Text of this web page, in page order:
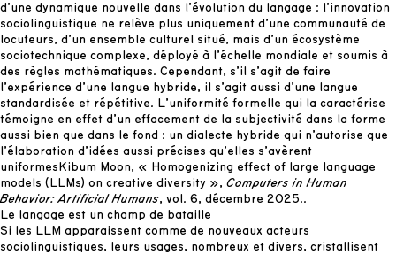
d’une dynamique nouvelle dans l’évolution du langage : l’innovation
sociolinguistique ne relève plus uniquement d’une communauté de
locuteurs, d’un ensemble culturel situé, mais d’un écosystème
sociotechnique complexe, déployé à l’échelle mondiale et soumis à
des règles mathématiques. Cependant, s’il s’agit de faire
l’expérience d’une langue hybride, il s’agit aussi d’une langue
standardisée et répétitive. L’uniformité formelle qui la caractérise
témoigne en effet d’un effacement de la subjectivité dans la forme
aussi bien que dans le fond : un dialecte hybride qui n’autorise que
l’élaboration d’idées aussi précises qu’elles s’avèrent
uniformesKibum Moon, « Homogenizing effect of large language
models (LLMs) on creative diversity », Computers in Human
Behavior: Artificial Humans, vol. 6, décembre 2025..
Le langage est un champ de bataille
Si les LLM apparaissent comme de nouveaux acteurs
sociolinguistiques, leurs usages, nombreux et divers, cristallisent